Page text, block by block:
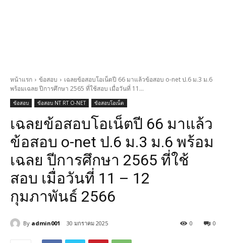
หน้าแรก ข้อสอบ
เฉลยข้อสอบโอเน็ตปี 66 มาแล้วข้อสอบ o-net ป.6 ม.3 ม.6
พร้อมเฉลย ปีการศึกษา 2565 ที่ใช้สอบ เมื่อวันที่ 11...
ข้อสอบ ข้อสอบ NT RT O-NET ข้อสอบโอเน็ต
เฉลยข้อสอบโอเน็ตปี 66 มาแล้ว
ข้อสอบ o-net ป.6 ม.3 ม.6 พร้อม
เฉลย ปีการศึกษา 2565 ที่ใช้
สอบ เมื่อวันที่ 11 – 12
กุมภาพันธ์ 2566
By admin001 30 มกราคม 2025 0
0